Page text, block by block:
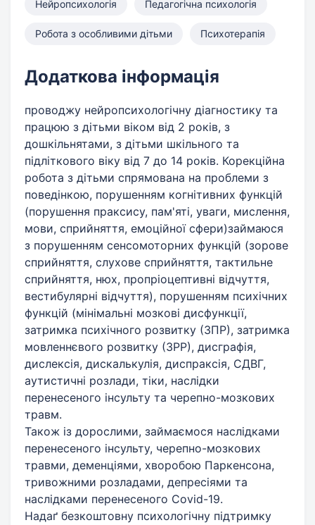
Нейропсихологія Педагогічна психологія
Робота з особливими дітьми Психотерапія
Додаткова інформація
проводжу нейропсихологічну діагностику та
працюю з дітьми віком від 2 років, з
дошкільнятами, з дітьми шкільного та
підліткового віку від 7 до 14 років. Корекційна
робота з дітьми спрямована на проблеми з
поведінкою, порушенням когнітивних функцій
(порушення праксису, пам'яті, уваги, мислення,
мови, сприйняття, емоційної сфери)займаюся
з порушенням сенсомоторних функцій (зорове
сприйняття, слухове сприйняття, тактильне
сприйняття, нюх, пропріоцептивні відчуття,
вестибулярні відчуття), порушенням психічних
функцій (мінімальні мозкові дисфункції,
затримка психічного розвитку (ЗПР), затримка
мовленнєвого розвитку (ЗРР), дисграфія,
дислексія, дискалькулія, диспраксія, СДВГ,
аутистичні розлади, тіки, наслідки
перенесеного інсульту та черепно-мозкових
травм.
Також із дорослими, займаємося наслідками
перенесеного інсульту, черепно-мозкових
травми, деменціями, хворобою Паркенсона,
тривожними розладами, депресіями та
наслідками перенесеного Covid-19.
Надаґ безкоштовну психологічну підтримку